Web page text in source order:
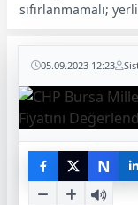
sıfırlanmamalı;
05.09.2023 12:23
N